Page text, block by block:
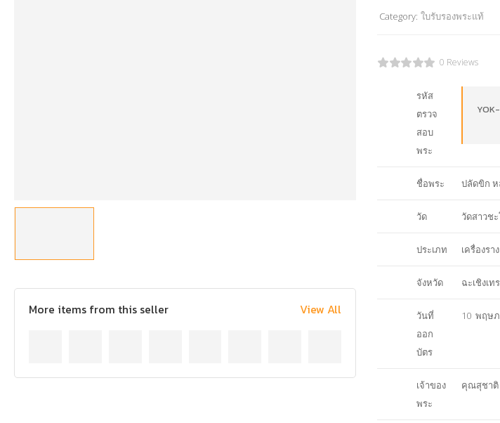
More items from this seller View All
Category: ใบรับรองพระแท้
0 Reviews
รหัส
ตรวจ
สอบ
พระ
ชื่อพระ ปลัดขิก ห
วัด วัดสาวชะ
ประเภท เครื่องราง
จังหวัด ฉะเชิงเท
วันที่
ออก
บัตร
10 พฤษ
เจ้าของ
พระ
คุณสุชาติ